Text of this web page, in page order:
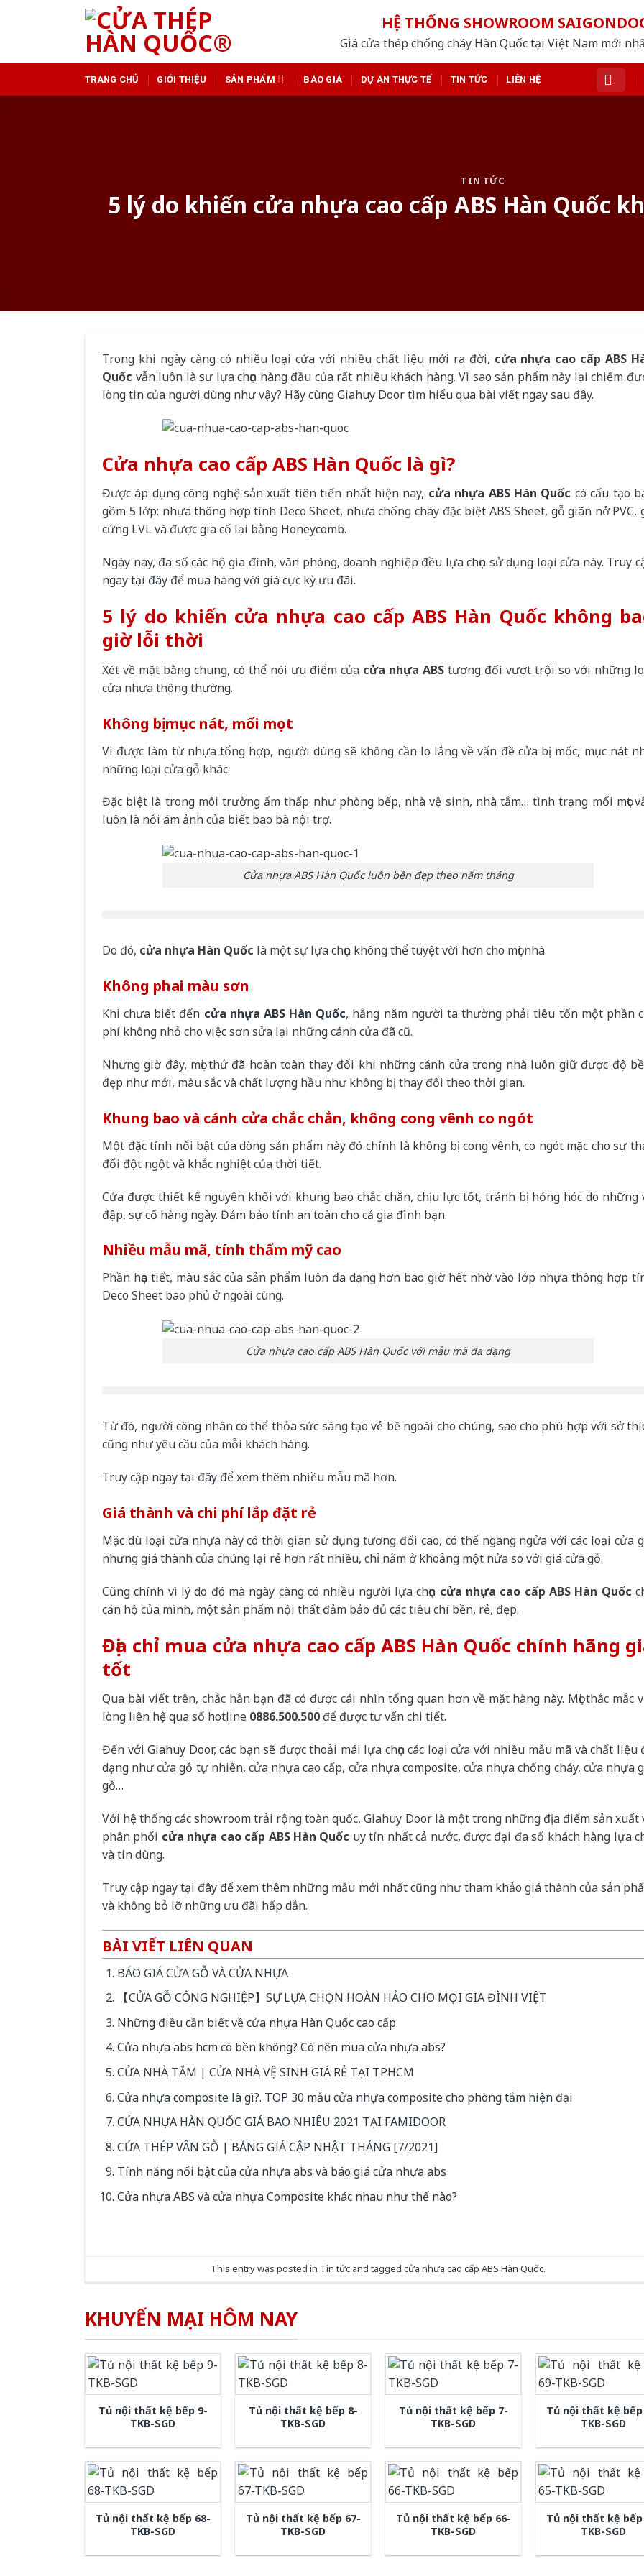
HỆ THỐNG SHOWROOM
Giá cửa thép chống cháy Hàn Quốc tại Việt Nam mới
TRANG CHỦ GIỚI THIỆU SẢN PHẨM BÁO GIÁ DỰ ÁN THỰC TẾ TIN TỨC LIÊN HỆ
TIN TỨC
5 lý do khiến cửa nhựa cao cấp ABS Hàn Quốc
Trong khi ngày càng có nhiều loại cửa với nhiều chất liệu mới ra đời, cửa nhựa cao cấp ABS
Quốc vẫn luôn là sự lựa chọn hàng đầu của rất nhiều khách hàng. Vì sao sản phẩm này lại chiếm
lòng tin của người dùng như vậy? Hãy cùngGiahuy Doortìm hiểu qua bài viết ngay sau đây.
Cửa nhựa cao cấp ABS Hàn Quốc là gì?
Được áp dụng công nghệ sản xuất tiên tiến nhất hiện nay, cửa nhựa ABS Hàn Quốc có cấu tạo
gồm 5 lớp: nhựa thông hợp tính Deco Sheet, nhựa chống cháy đặc biệt ABS Sheet, gỗ giãn nở PVC,
cứng LVL và được gia cố lại bằng Honeycomb.
Ngày nay, đa số các hộ gia đình, văn phòng, doanh nghiệp đều lựa chọn sử dụng loại cửa này. Truy
ngaytại đây để mua hàng với giá cực kỳ ưu đãi.
5 lý do khiến cửa nhựa cao cấp ABS Hàn Quốc không
giờ lỗi thời
Xét về mặt bằng chung, có thể nói ưu điểm của cửa nhựa ABS tương đối vượt trội so với những
cửa nhựa thông thường.
Không bị mục nát, mối mọt
Vì được làm từ nhựa tổng hợp, người dùng sẽ không cần lo lắng về vấn đề cửa bị mốc, mục nát
những loại cửa gỗ khác.
Đặc biệt là trong môi trường ẩm thấp như phòng bếp, nhà vệ sinh, nhà tắm… tình trạng mối mọt
luôn là nỗi ám ảnh của biết bao bà nội trợ.
Cửa nhựa ABS Hàn Quốc luôn bền đẹp theo năm tháng
Do đó, cửa nhựa Hàn Quốc là một sự lựa chọn không thể tuyệt vời hơn cho mọi nhà.
Không phai màu sơn
Khi chưa biết đến cửa nhựa ABS Hàn Quốc, hằng năm người ta thường phải tiêu tốn một phần
phí không nhỏ cho việc sơn sửa lại những cánh cửa đã cũ.
Nhưng giờ đây, mọi thứ đã hoàn toàn thay đổi khi những cánh cửa trong nhà luôn giữ được độ
đẹp như mới, màu sắc và chất lượng hầu như không bị thay đổi theo thời gian.
Khung bao và cánh cửa chắc chắn, không cong vênh co ngót
Một đặc tính nổi bật của dòng sản phẩm này đó chính là không bị cong vênh, co ngót mặc cho sự
đổi đột ngột và khắc nghiệt của thời tiết.
Cửa được thiết kế nguyên khối với khung bao chắc chắn, chịu lực tốt, tránh bị hỏng hóc do những
đập, sự cố hàng ngày. Đảm bảo tính an toàn cho cả gia đình bạn.
Nhiều mẫu mã, tính thẩm mỹ cao
Phần họa tiết, màu sắc của sản phẩm luôn đa dạng hơn bao giờ hết nhờ vào lớp nhựa thông hợp
Deco Sheet bao phủ ở ngoài cùng.
Cửa nhựa cao cấp ABS Hàn Quốc với mẫu mã đa dạng
Từ đó, người công nhân có thể thỏa sức sáng tạo vẻ bề ngoài cho chúng, sao cho phù hợp với sở
cũng như yêu cầu của mỗi khách hàng.
Truy cập ngaytại đây để xem thêm nhiều mẫu mã hơn.
Giá thành và chi phí lắp đặt rẻ
Mặc dù loại cửa nhựa này có thời gian sử dụng tương đối cao, có thể ngang ngửa với các loại cửa
nhưng giá thành của chúng lại rẻ hơn rất nhiều, chỉ nằm ở khoảng một nửa so với giá cửa gỗ.
Cũng chính vì lý do đó mà ngày càng có nhiều người lựa chọn cửa nhựa cao cấp ABS Hàn Quốc
căn hộ của mình, một sản phẩm nội thất đảm bảo đủ các tiêu chí bền, rẻ, đẹp.
Địa chỉ mua cửa nhựa cao cấp ABS Hàn Quốc chính hãng
tốt
Qua bài viết trên, chắc hẳn bạn đã có được cái nhìn tổng quan hơn về mặt hàng này. Mọi thắc mắc
lòng liên hệ qua số hotline 0886.500.500 để được tư vấn chi tiết.
Đến với Giahuy Door, các bạn sẽ được thoải mái lựa chọn các loại cửa với nhiều mẫu mã và chất liệu
dạng như cửa gỗ tự nhiên, cửa nhựa cao cấp, cửa nhựa composite, cửa nhựa chống cháy, cửa nhựa
gỗ…
Với hệ thống các showroom trải rộng toàn quốc, Giahuy Door là một trong những địa điểm sản xuất
phân phối cửa nhựa cao cấp ABS Hàn Quốc uy tín nhất cả nước, được đại đa số khách hàng lựa
và tin dùng.
Truy cập ngaytại đây để xem thêm những mẫu mới nhất cũng như tham khảo giá thành của sản
và không bỏ lỡ những ưu đãi hấp dẫn.
BÀI VIẾT LIÊN QUAN
BÁO GIÁ CỬA GỖ VÀ CỬA NHỰA
【CỬA GỖ CÔNG NGHIỆP】SỰ LỰA CHỌN HOÀN HẢO CHO MỌI GIA ĐÌNH VIỆT
Những điều cần biết về cửa nhựa Hàn Quốc cao cấp
Cửa nhựa abs hcm có bền không? Có nên mua cửa nhựa abs?
CỬA NHÀ TẮM | CỬA NHÀ VỆ SINH GIÁ RẺ TẠI TPHCM
Cửa nhựa composite là gì?. TOP 30 mẫu cửa nhựa composite cho phòng tắm hiện đại
CỬA NHỰA HÀN QUỐC GIÁ BAO NHIÊU 2021 TẠI FAMIDOOR
CỬA THÉP VÂN GỖ | BẢNG GIÁ CẬP NHẬT THÁNG [7/2021]
Tính năng nổi bật của cửa nhựa abs và báo giá cửa nhựa abs
Cửa nhựa ABS và cửa nhựa Composite khác nhau như thế nào?
This entry was posted in Tin tức and tagged cửa nhựa cao cấp ABS Hàn Quốc.
KHUYẾN MẠI HÔM NAY
Tủ nội thất kệ bếp 9-
TKB-SGD
Tủ nội thất kệ bếp 8-
TKB-SGD
Tủ nội thất kệ bếp 7-
TKB-SGD
Tủ nội thất kệ bếp
TKB-SGD
Tủ nội thất kệ bếp 68-
TKB-SGD
Tủ nội thất kệ bếp 67-
TKB-SGD
Tủ nội thất kệ bếp 66-
TKB-SGD
Tủ nội thất kệ bếp
TKB-SGD